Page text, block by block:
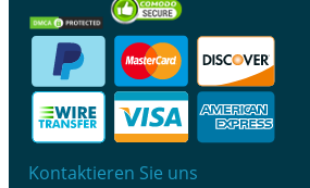
Kontaktieren Sie uns